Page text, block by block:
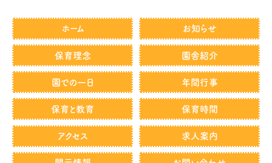
ホーム お知らせ
保育理念 園舎紹介
園での一日 年間行事
保育と教育 保育時間
アクセス 求人案内